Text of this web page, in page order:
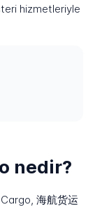
hizmetleriyle
nedir?
海航货运